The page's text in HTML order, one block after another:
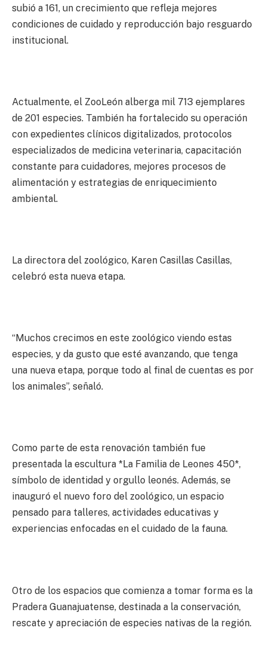
subió a 161, un crecimiento que refleja mejores
condiciones de cuidado y reproducción bajo resguardo
institucional.
Actualmente, el ZooLeón alberga mil 713 ejemplares
de 201 especies. También ha fortalecido su operación
con expedientes clínicos digitalizados, protocolos
especializados de medicina veterinaria, capacitación
constante para cuidadores, mejores procesos de
alimentación y estrategias de enriquecimiento
ambiental.
La directora del zoológico, Karen Casillas Casillas,
celebró esta nueva etapa.
“Muchos crecimos en este zoológico viendo estas
especies, y da gusto que esté avanzando, que tenga
una nueva etapa, porque todo al final de cuentas es por
los animales”, señaló.
Como parte de esta renovación también fue
presentada la escultura *La Familia de Leones 450*,
símbolo de identidad y orgullo leonés. Además, se
inauguró el nuevo foro del zoológico, un espacio
pensado para talleres, actividades educativas y
experiencias enfocadas en el cuidado de la fauna.
Otro de los espacios que comienza a tomar forma es la
Pradera Guanajuatense, destinada a la conservación,
rescate y apreciación de especies nativas de la región.